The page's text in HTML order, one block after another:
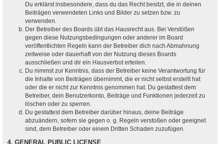
Du erklärst insbesondere, dass du das Recht besitzt, die in deinen
Beiträgen verwendeten Links und Bilder zu setzen bzw. zu
verwenden.
Der Betreiber des Boards übt das Hausrecht aus. Bei Verstößen
gegen diese Nutzungsbedingungen oder anderer im Board
veröffentlichten Regeln kann der Betreiber dich nach Abmahnung
zeitweise oder dauerhaft von der Nutzung dieses Boards
ausschließen und dir ein Hausverbot erteilen.
Du nimmst zur Kenntnis, dass der Betreiber keine Verantwortung für
die Inhalte von Beiträgen übernimmt, die er nicht selbst erstellt hat
oder die er nicht zur Kenntnis genommen hat. Du gestattest dem
Betreiber, dein Benutzerkonto, Beiträge und Funktionen jederzeit zu
löschen oder zu sperren.
Du gestattest dem Betreiber darüber hinaus, deine Beiträge
abzuändern, sofern sie gegen o. g. Regeln verstoßen oder geeignet
sind, dem Betreiber oder einem Dritten Schaden zuzufügen.
4. GENERAL PUBLIC LICENSE